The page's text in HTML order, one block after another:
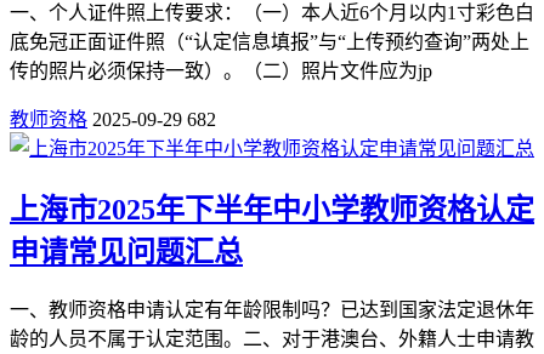
一、个人证件照上传要求：（一）本人近6个月以内1寸彩色白
底免冠正面证件照（“认定信息填报”与“上传预约查询”两处上
传的照片必须保持一致）。（二）照片文件应为jp
教师资格 2025-09-29 682
上海市2025年下半年中小学教师资格认定
申请常见问题汇总
一、教师资格申请认定有年龄限制吗？已达到国家法定退休年
龄的人员不属于认定范围。二、对于港澳台、外籍人士申请教